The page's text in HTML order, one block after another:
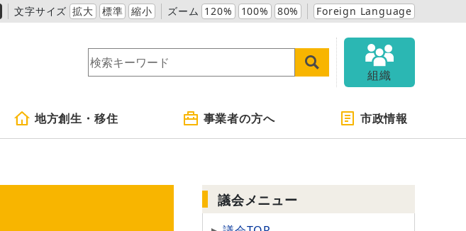
文字サイズ 拡大 標準 縮小 ズーム 120% 100% 80% Foreign Language
組織
地方創生・移住 事業者の方へ 市政情報
議会メニュー